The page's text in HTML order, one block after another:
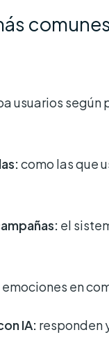
usuarios según
como las que
el
en
IA: responden